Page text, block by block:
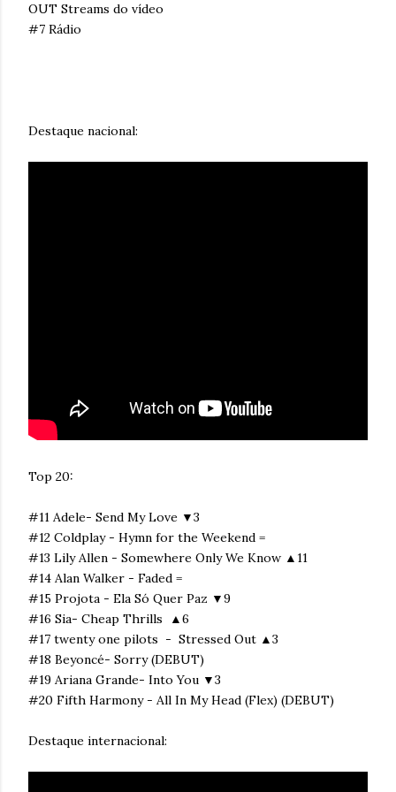
OUT Streams do vídeo
#7 Rádio
Destaque nacional:
Top 20:
#11 Adele- Send My Love ▼3
#12 Coldplay - Hymn for the Weekend =
#13 Lily Allen - Somewhere Only We Know ▲11
#14 Alan Walker - Faded =
#15 Projota - Ela Só Quer Paz ▼9
#16 Sia- Cheap Thrills ▲6
#17 twenty one pilots - Stressed Out ▲3
#18 Beyoncé- Sorry (DEBUT)
#19 Ariana Grande- Into You ▼3
#20 Fifth Harmony - All In My Head (Flex) (DEBUT)
Destaque internacional: